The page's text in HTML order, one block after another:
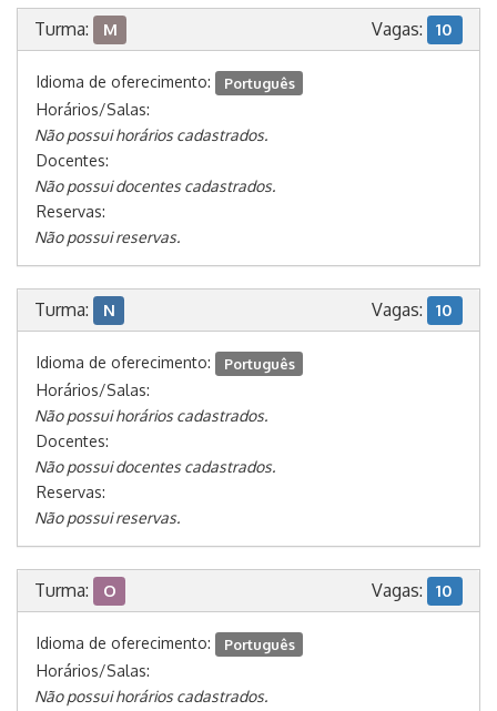
Turma: M Vagas: 10
Idioma de oferecimento: Português
Horários/Salas:
Não possui horários cadastrados.
Docentes:
Não possui docentes cadastrados.
Reservas:
Não possui reservas.
Turma: N Vagas: 10
Idioma de oferecimento: Português
Horários/Salas:
Não possui horários cadastrados.
Docentes:
Não possui docentes cadastrados.
Reservas:
Não possui reservas.
Turma: O Vagas: 10
Idioma de oferecimento: Português
Horários/Salas:
Não possui horários cadastrados.